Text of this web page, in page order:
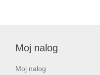
Moj nalog
Moj nalog